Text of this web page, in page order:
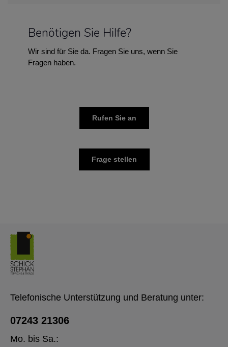
Benötigen Sie Hilfe?
Wir sind für Sie da. Fragen Sie uns, wenn Sie
Fragen haben.
Rufen Sie an
Frage stellen
Telefonische Unterstützung und Beratung unter:
07243 21306
Mo. bis Sa.: